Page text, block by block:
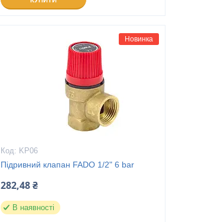
Новинка
KP06
Підривний клапан FADO 1/2" 6 bar
282,48 ₴
В наявності